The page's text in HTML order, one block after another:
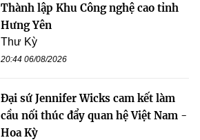
Thành lập Khu Công nghệ cao tỉnh
Hưng Yên
Thư Kỳ
20:44 06/08/2026
Đại sứ Jennifer Wicks cam kết làm
cầu nối thúc đẩy quan hệ Việt Nam -
Hoa Kỳ